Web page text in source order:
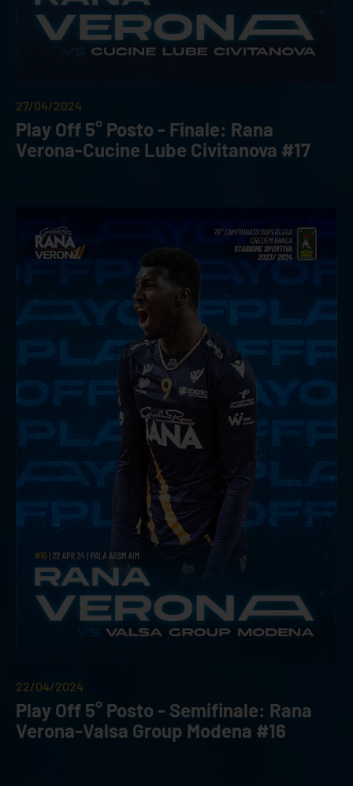
27/04/2024
Play Off 5° Posto - Finale: Rana
Verona-Cucine Lube Civitanova #17
22/04/2024
Play Off 5° Posto - Semifinale: Rana
Verona-Valsa Group Modena #16